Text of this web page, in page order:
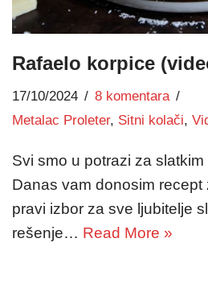
Rafaelo korpice
17/10/2024
8 komentara
Metalac Proleter, Sitni kolači,
Svi smo u potrazi za
Danas vam donosim recept
pravi izbor za sve ljubitelje
rešenje… Read More »